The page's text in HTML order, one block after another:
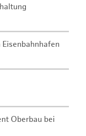
Oberbau bei